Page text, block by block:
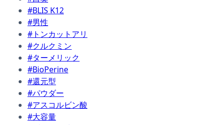
#BLIS K12
#男性
#トンカットアリ
#クルクミン
#ターメリック
#BioPerine
#還元型
#パウダー
#アスコルビン酸
#大容量